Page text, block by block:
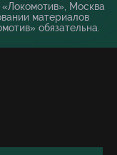
Москва
материалов
обязательна.